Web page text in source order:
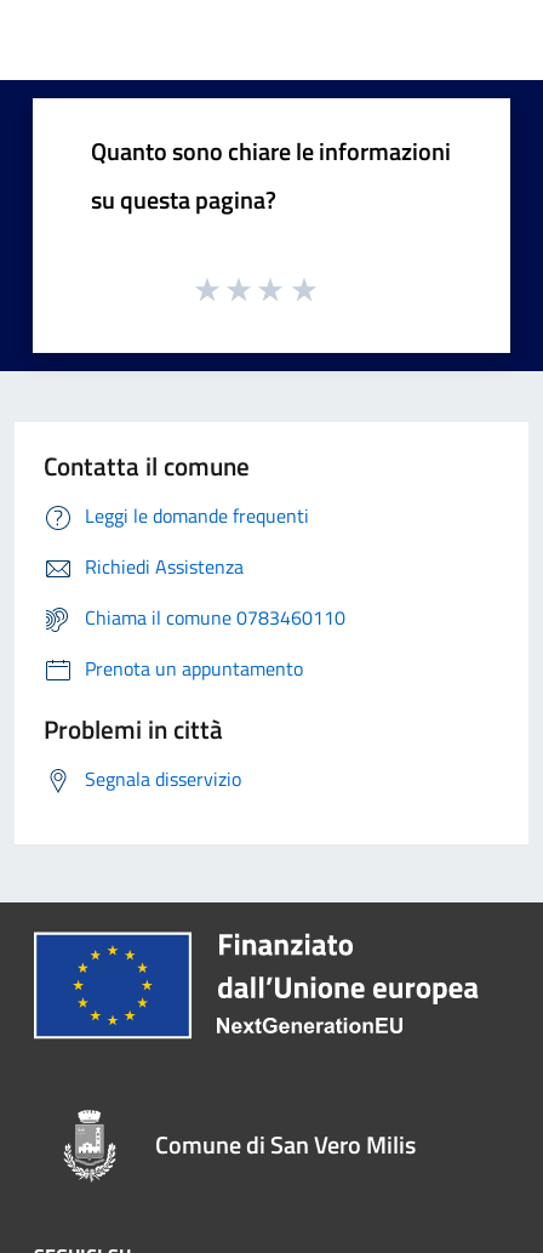
Quanto sono chiare le informazioni
su questa pagina?
Contatta il comune
Leggi le domande frequenti
Richiedi Assistenza
Chiama il comune 0783460110
Prenota un appuntamento
Problemi in città
Segnala disservizio
Comune di San Vero Milis